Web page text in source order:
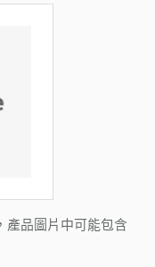
產品圖片中可能包含